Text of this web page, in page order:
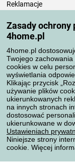
Zasady ochrony
4home.pl
4home.pl
Twojego
cookies w celu
wyświetlania
Klikając przycisk
używanie plików
ukierunkowanych
na innych stronach
dostosować
ukierunkowane w
Ustawieniach
Niniejsze strony
cookie. Więcej
Reklamacje
Zasady
Sposoby
Metody
Niezawodny